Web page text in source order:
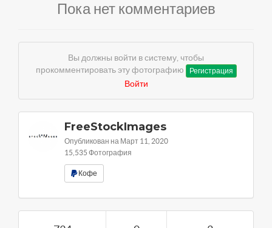
Пока нет комментариев
Вы должны войти в систему, чтобы
прокомментировать эту фотографию
Регистрация
Войти
FreeStockImages
Опубликован на Март 11, 2020
15,535 Фотография
Кофе